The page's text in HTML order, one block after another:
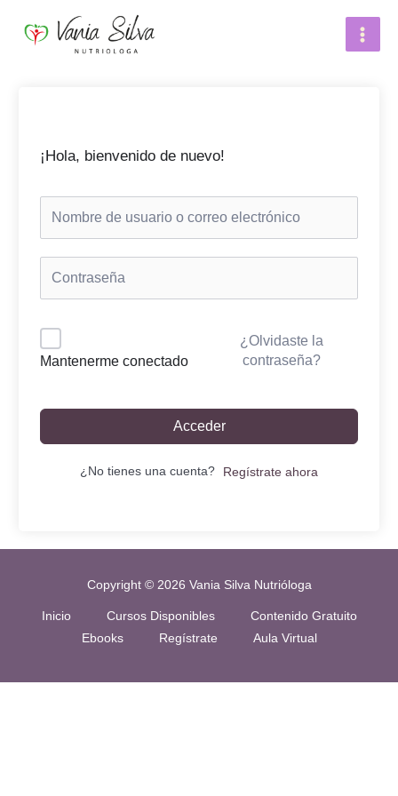
Main
Menu
¡Hola, bienvenido de nuevo!
Mantenerme conectado
¿Olvidaste la
contraseña?
Acceder
¿No tienes una cuenta? Regístrate ahora
Copyright © 2026 Vania Silva Nutrióloga
Inicio Cursos Disponibles
Contenido Gratuito
Ebooks
Regístrate Aula Virtual